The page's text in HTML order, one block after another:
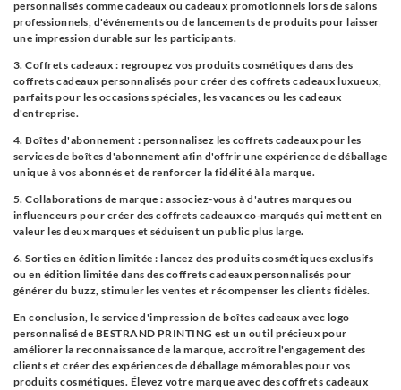
personnalisés comme cadeaux ou cadeaux promotionnels lors de salons
professionnels, d'événements ou de lancements de produits pour laisser
une impression durable sur les participants.
3. Coffrets cadeaux : regroupez vos produits cosmétiques dans des
coffrets cadeaux personnalisés pour créer des coffrets cadeaux luxueux,
parfaits pour les occasions spéciales, les vacances ou les cadeaux
d'entreprise.
4. Boîtes d'abonnement : personnalisez les coffrets cadeaux pour les
services de boîtes d'abonnement afin d'offrir une expérience de déballage
unique à vos abonnés et de renforcer la fidélité à la marque.
5. Collaborations de marque : associez-vous à d'autres marques ou
influenceurs pour créer des coffrets cadeaux co-marqués qui mettent en
valeur les deux marques et séduisent un public plus large.
6. Sorties en édition limitée : lancez des produits cosmétiques exclusifs
ou en édition limitée dans des coffrets cadeaux personnalisés pour
générer du buzz, stimuler les ventes et récompenser les clients fidèles.
En conclusion, le service d'impression de boîtes cadeaux avec logo
personnalisé de BESTRAND PRINTING est un outil précieux pour
améliorer la reconnaissance de la marque, accroître l'engagement des
clients et créer des expériences de déballage mémorables pour vos
produits cosmétiques. Élevez votre marque avec des coffrets cadeaux